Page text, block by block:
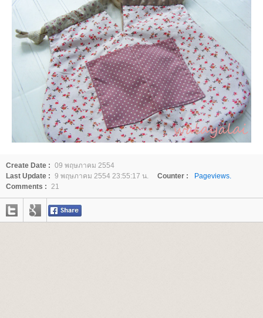
Create Date : 09 พฤษภาคม 2554
Last Update : 9 พฤษภาคม 2554 23:55:17 น. Counter :
Pageviews.
Comments :
21